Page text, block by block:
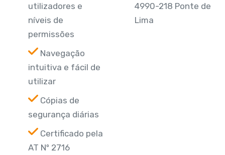
utilizadores e
níveis de
permissões
Navegação
intuitiva e fácil de
utilizar
Cópias de
segurança diárias
Certificado pela
AT Nº 2716
4990-218 Ponte de
Lima